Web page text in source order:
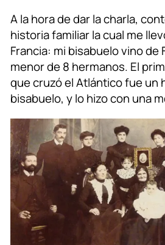
A la hora de dar la charla,
historia familiar la cual me
Francia: mi bisabuelo vino de
menor de 8 hermanos. El
que cruzó el Atlántico fue un
bisabuelo, y lo hizo con una